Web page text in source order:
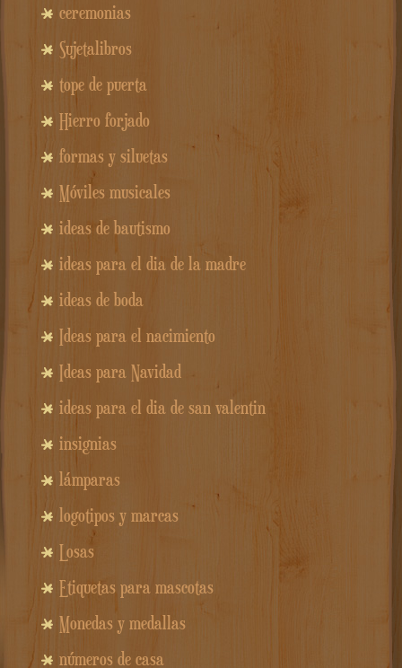
ceremonias
Sujetalibros
tope de puerta
Hierro forjado
formas y siluetas
Móviles musicales
ideas de bautismo
ideas para el dia de la madre
ideas de boda
Ideas para el nacimiento
Ideas para Navidad
ideas para el dia de san valentin
insignias
lámparas
logotipos y marcas
Losas
Etiquetas para mascotas
Monedas y medallas
números de casa